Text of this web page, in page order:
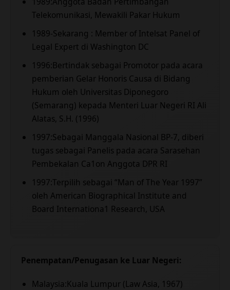
Telekomunikasi, Mewakili Pakar Hukum
1989-Sekarang : Member of Intelsat Panel of
Legal Expert di Washington DC
1996:Bertindak sebagai Promotor pada acara
pemberian Gelar Honoris Causa di Bidang
Hukum oleh Universitas Diponegoro
(Semarang) kepada Menteri Luar Negeri RI Ali
Alatas, S.H. (1996)
1997:Sebagai Manggala Nasional BP-7, diberi
tugas sebagai Panelis pada acara Sarasehan
Pembekalan Ca1on Anggota DPR RI
1997:Terpilih sebagai “Man of The Year 1997”
oleh American Biographical Institute and
Board Internationa1 Research, USA
Penempatan/Penugasan ke Luar Negeri:
Malaysia:Kuala Lumpur (Law Asia, 1967)